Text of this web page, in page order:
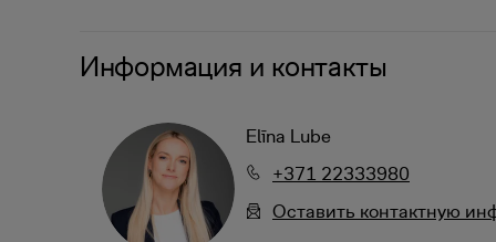
Информация и контакты
Elīna Lube
+371 22333980
Oставить контактную